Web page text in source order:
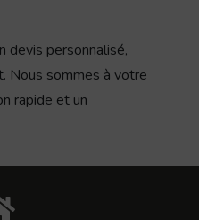
devis personnalisé,
Nous sommes à votre
rapide et un